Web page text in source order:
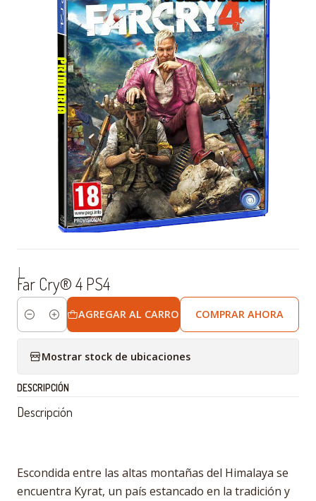
|
Far Cry® 4 PS4
Cantidad
AGREGAR AL CARRO COMPRAR AHORA
Mostrar stock de ubicaciones
DESCRIPCIÓN
Descripción
Escondida entre las altas montañas del Himalaya se
encuentra Kyrat, un país estancado en la tradición y